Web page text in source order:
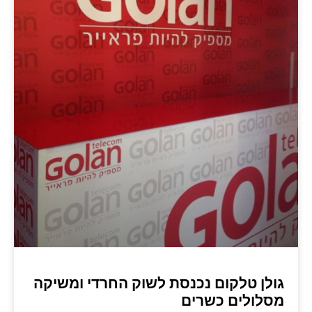
גולן טלקום נכנסת לשוק החרדי ומשיקה
מסלולים כשרים